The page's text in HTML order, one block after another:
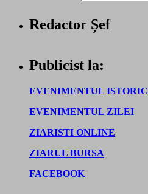
Redactor Șef
Publicist la:
EVENIMENTUL ISTORIC
EVENIMENTUL ZILEI
ZIARISTI ONLINE
ZIARUL BURSA
FACEBOOK